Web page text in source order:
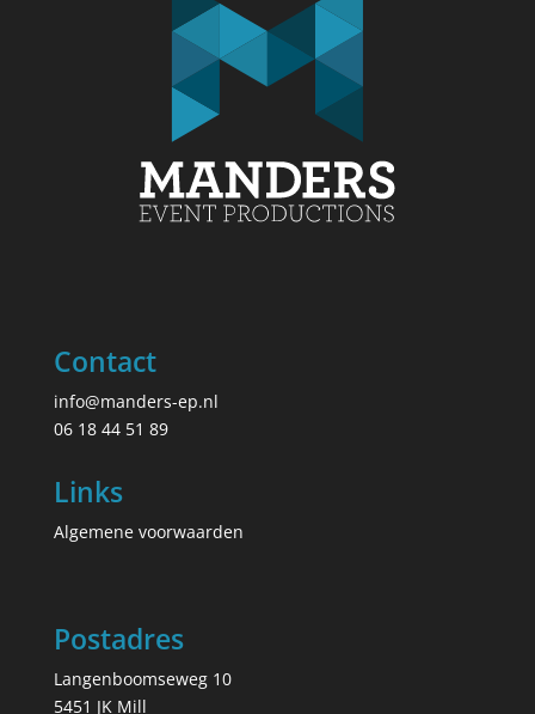
Contact
info@manders-ep.nl
06 18 44 51 89
Links
Algemene voorwaarden
Postadres
Langenboomseweg 10
5451 JK Mill